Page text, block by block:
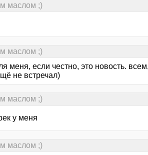
маслом ;)
маслом ;)
меня, если честно, это новость.
не встречал)
маслом ;)
у меня
маслом ;)